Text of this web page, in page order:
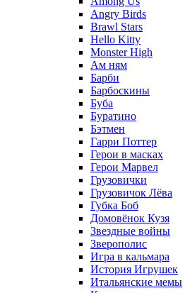
Angry Birds
Brawl Stars
Hello Kitty
Monster High
Ам ням
Барби
Барбоскины
Буба
Буратино
Бэтмен
Гарри Поттер
Герои в масках
Герои Марвел
Грузовички
Грузовичок Лёва
Губка Боб
Домовёнок Кузя
Звездные войны
Зверополис
Игра в кальмара
История Игрушек
Итальянские мемы